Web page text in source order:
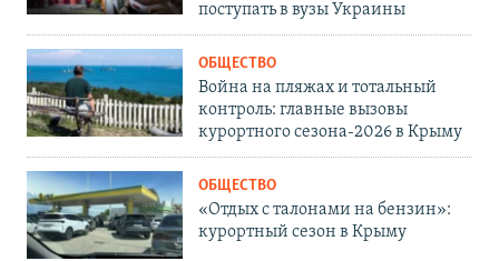
поступать в вузы Украины
ОБЩЕСТВО
Война на пляжах и тотальный
контроль: главные вызовы
курортного сезона-2026 в Крыму
ОБЩЕСТВО
«Отдых с талонами на бензин»:
курортный сезон в Крыму